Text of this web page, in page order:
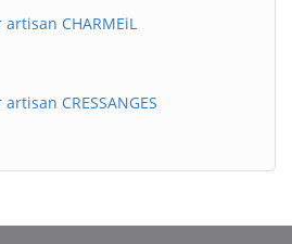
CHARMEiL
CRESSANGES